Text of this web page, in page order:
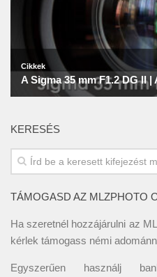
KERESÉS
TÁMOGASD AZ MLZPHOTO
Ha szeretnél hozzájárulni az
kérlek támogass némi
Egyszerűen használj